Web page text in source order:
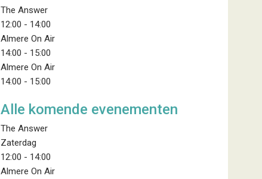
The Answer
12:00 - 14:00
Almere On Air
14:00 - 15:00
Almere On Air
14:00 - 15:00
Alle komende evenementen
The Answer
Zaterdag
12:00 - 14:00
Almere On Air